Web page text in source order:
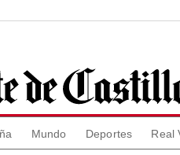
Mundo Deportes Real